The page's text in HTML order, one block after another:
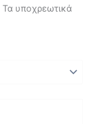
Τα υποχρεωτικά